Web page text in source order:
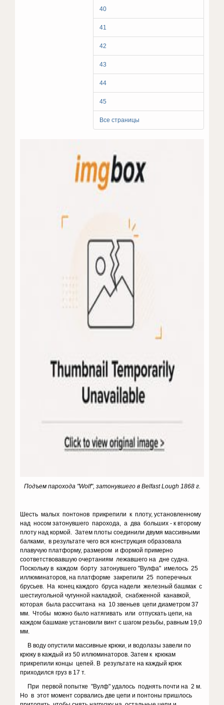
40
41
42
43
44
45
Все страницы
Подъем парохода "Wolf", затонувшего в Belfast Lough 1868 г.
Шесть малых понтонов прикрепили к плоту, установленному
над носом затонувшего парохода, а два больших - к второму
плоту над кормой. Затем плоты соединили двумя массивными
балками, в результате чего вся конструкция образовала
плавучую платформу, размером и формой примерно
соответствовавшую очертаниям лежавшего на дне судна.
Поскольку в каждом борту затонувшего "Вулфа" имелось 25
иллюминаторов, на платформе закрепили 25 поперечных
брусьев. На конец каждого бруса надели железный башмак с
шестиугольной чугунной накладкой, снабженной канавкой,
которая была рассчитана на 10 звеньев цепи диаметром 37
мм. Чтобы можно было натягивать или отпускать цепи, на
каждом башмаке установили винт с шагом резьбы, равным 19,0
мм.
В воду опустили массивные крюки, и водолазы завели по
крюку в каждый из 50 иллюминаторов. Затем к крюкам
прикрепили концы цепей. В результате на каждый крюк
приходился груз в 17 т.
При первой попытке "Вулф" удалось поднять почти на 2 м.
Но в этот момент сорвались две цепи и понтоны пришлось